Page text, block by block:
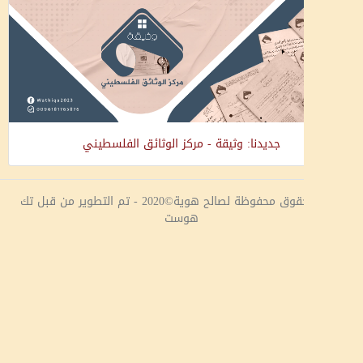
جديدنا: وثيقة - مركز الوثائق الفلسطيني
جميع الحقوق محفوظة لصالح هوية©2020 - تم التطوير من قبل تك